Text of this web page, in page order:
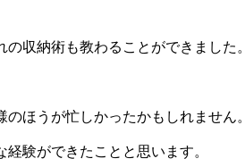
収納術も教わることができました。
ほうが忙しかったかもしれません。
験ができたことと思います。